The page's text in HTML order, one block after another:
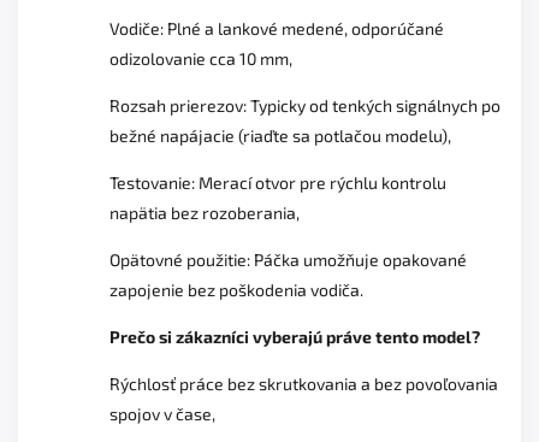
Vodiče: Plné a lankové medené, odporúčané
odizolovanie cca 10 mm,
Rozsah prierezov: Typicky od tenkých signálnych po
bežné napájacie (riaďte sa potlačou modelu),
Testovanie: Merací otvor pre rýchlu kontrolu
napätia bez rozoberania,
Opätovné použitie: Páčka umožňuje opakované
zapojenie bez poškodenia vodiča.
Prečo si zákazníci vyberajú práve tento model?
Rýchlosť práce bez skrutkovania a bez povoľovania
spojov v čase,